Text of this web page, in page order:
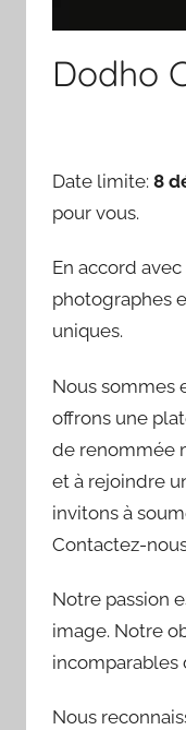
Dodho
Date limite: 8
pour vous.
En accord
photographes
uniques.
Nous sommes
offrons une
de renommée
et à rejoindre
invitons à
Contactez-
Notre passion
image. Notre
incomparables
Nous